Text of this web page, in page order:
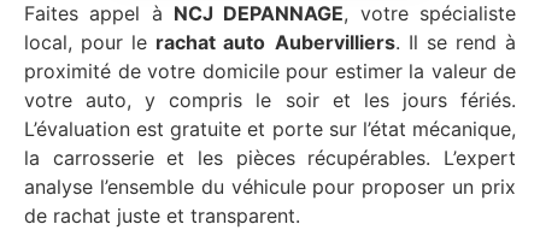
Faites appel à NCJ DEPANNAGE, votre spécialiste
local, pour le rachat auto Aubervilliers. Il se rend à
proximité de votre domicile pour estimer la valeur de
votre auto, y compris le soir et les jours fériés.
L’évaluation est gratuite et porte sur l’état mécanique,
la carrosserie et les pièces récupérables. L’expert
analyse l’ensemble du véhicule pour proposer un prix
de rachat juste et transparent.